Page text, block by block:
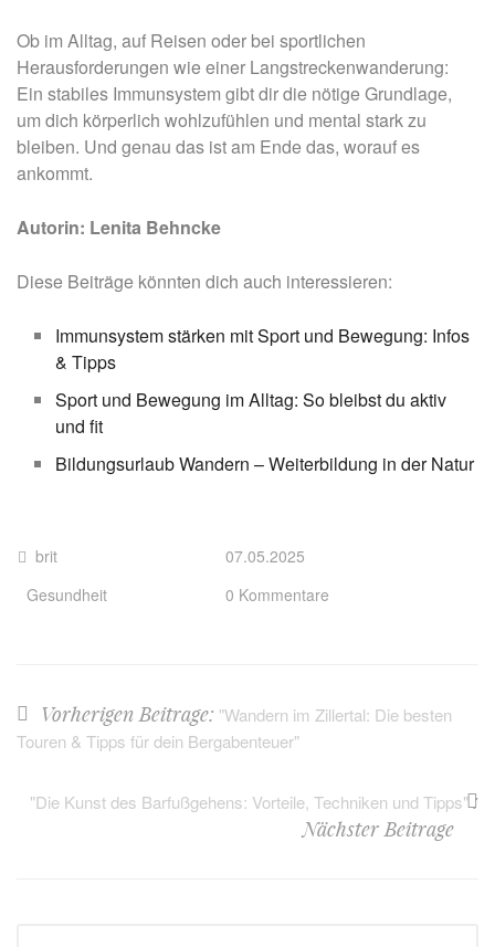
Ob im Alltag, auf Reisen oder bei sportlichen
Herausforderungen wie einer Langstreckenwanderung:
Ein stabiles Immunsystem gibt dir die nötige Grundlage,
um dich körperlich wohlzufühlen und mental stark zu
bleiben. Und genau das ist am Ende das, worauf es
ankommt.
Autorin: Lenita Behncke
Diese Beiträge könnten dich auch interessieren:
Immunsystem stärken mit Sport und Bewegung: Infos
& Tipps
Sport und Bewegung im Alltag: So bleibst du aktiv
und fit
Bildungsurlaub Wandern – Weiterbildung in der Natur
brit
Gesundheit
07.05.2025
0 Kommentare
Vorherigen Beitrage: "Wandern im Zillertal: Die besten
Touren & Tipps für dein Bergabenteuer"
"Die Kunst des Barfußgehens: Vorteile, Techniken und Tipps" :
Nächster Beitrage